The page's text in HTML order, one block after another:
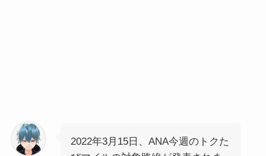
2022年3月15日、ANA今週のトクた